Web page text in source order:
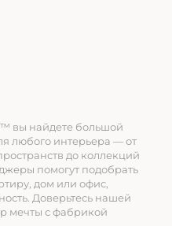
вы найдете большой
любого интерьера — от
до коллекций
помогут подобрать
дом или офис,
Доверьтесь нашей
мечты с фабрикой